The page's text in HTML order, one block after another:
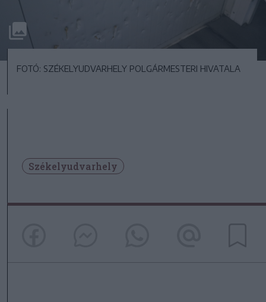
FOTÓ: SZÉKELYUDVARHELY POLGÁRMESTERI HIVATALA
Székelyudvarhely